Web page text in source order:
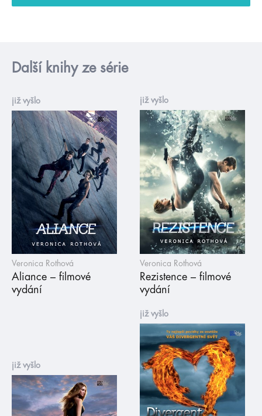
Další knihy ze série
již vyšlo
Veronica Rothová
Aliance – filmové
vydání
již vyšlo
Veronica Rothová
Rezistence – filmové
vydání
již vyšlo
již vyšlo